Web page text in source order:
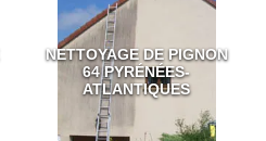
NETTOYAGE DE PIGNON
64 PYRÉNÉES-
ATLANTIQUES